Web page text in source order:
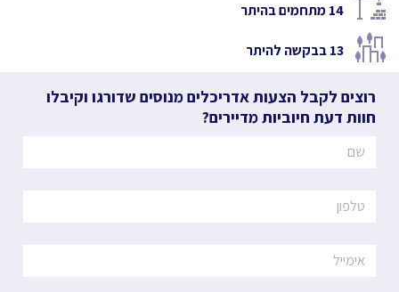
14מתחמים בהיתר
13בבקשה להיתר
רוצים לקבל הצעות אדריכלים מנוסים שדורגו וקיבלו
חוות דעת חיוביות מדיירים?